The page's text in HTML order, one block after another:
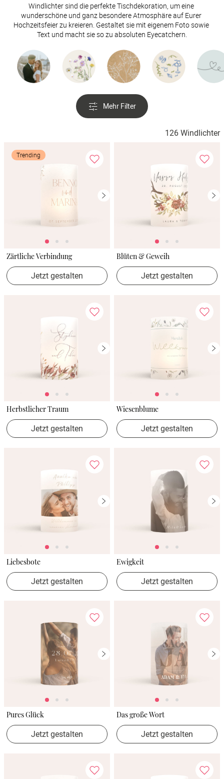
Windlichter sind die perfekte Tischdekoration, um eine
wunderschöne und ganz besondere Atmosphäre auf Eurer
Hochzeitsfeier zu kreieren. Gestaltet sie mit eigenem Foto sowie
Text und macht sie so zu absoluten Eyecatchern.
Mehr Filter
126 Windlichter
Trending
Zärtliche Verbindung
Jetzt gestalten
Blüten & Geweih
Jetzt gestalten
Herbstlicher Traum
Jetzt gestalten
Wiesenblume
Jetzt gestalten
Liebesbote
Jetzt gestalten
Ewigkeit
Jetzt gestalten
Pures Glück
Jetzt gestalten
Das große Wort
Jetzt gestalten